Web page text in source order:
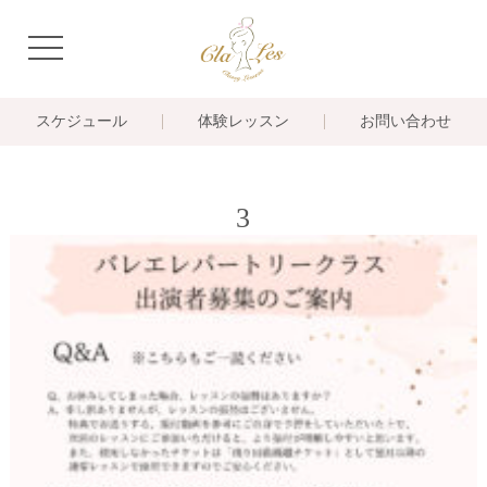
navigation
スケジュール 体験レッスン お問い合わせ
3